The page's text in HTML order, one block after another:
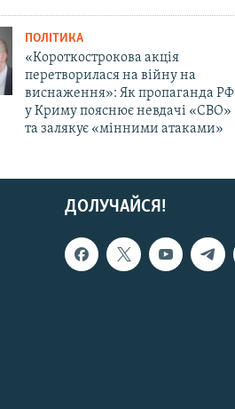
ПОЛІТИКА
«Короткострокова акція
перетворилася на війну на
виснаження»: Як пропаганда РФ
у Криму пояснює невдачі «СВО»
та залякує «мінними атаками»
ДОЛУЧАЙСЯ!